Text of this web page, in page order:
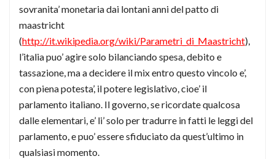
sovranita’ monetaria dai lontani anni del patto di
maastricht
(http://it.wikipedia.org/wiki/Parametri_di_Maastricht),
l’italia puo’ agire solo bilanciando spesa, debito e
tassazione, ma a decidere il mix entro questo vincolo e’,
con piena potesta’, il potere legislativo, cioe’ il
parlamento italiano. Il governo, se ricordate qualcosa
dalle elementari, e’ li’ solo per tradurre in fatti le leggi del
parlamento, e puo’ essere sfiduciato da quest’ultimo in
qualsiasi momento.